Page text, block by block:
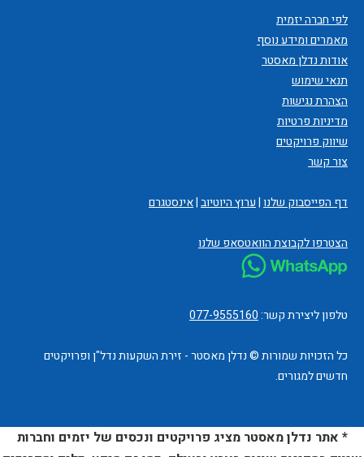
לפי חברה יזמית
מאמרים ומידע נוסף
אודות נדלן מאסטר
תנאי שימוש
הצהרת נגישות
מדיניות פרטיות
שיווק פרויקטים
צור קשר
דף הפייסבוק שלנו|ערוץ היוטיוב|אינסטגרם
הצטרפו לקבוצת הוואטסאפ שלנו
טלפון ליצירת קשר:077-9555160
כל הזכויות שמורות © נדלן מאסטר - זירת השקעות נדל"ן ופרויקטים
חדשים למגורים.
* אתר נדלן מאסטר מציג פרויקטים ונכסים של יזמים וחברות